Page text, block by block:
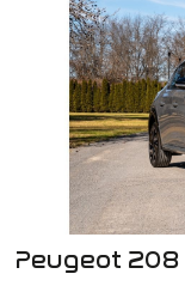
Peugeot 208